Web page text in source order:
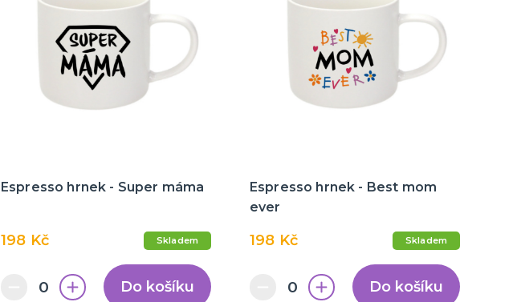
Espresso hrnek - Super máma
198 Kč Skladem
Do košíku
Espresso hrnek - Best mom
ever
198 Kč Skladem
Do košíku